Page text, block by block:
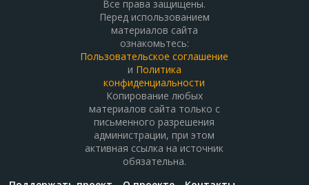
Все права защищены.
Перед использованием
материалов сайта
ознакомьтесь:
Пользовательское соглашение
и Политика
конфиденциальности
Копирование любых
материалов сайта только с
письменного разрешения
администрации, при этом
активная ссылка на источник
обязательна.